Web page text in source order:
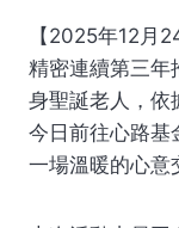
【2025年12月
精密連續第三年
身聖誕老人，依
今日前往心路基
一場溫暖的心意